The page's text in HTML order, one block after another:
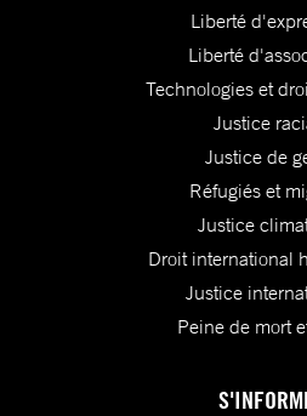
Liberté
Liberté
Technologies et
Justice
Justice de
Réfugiés et
Justice
Droit international
Justice
Peine de mort